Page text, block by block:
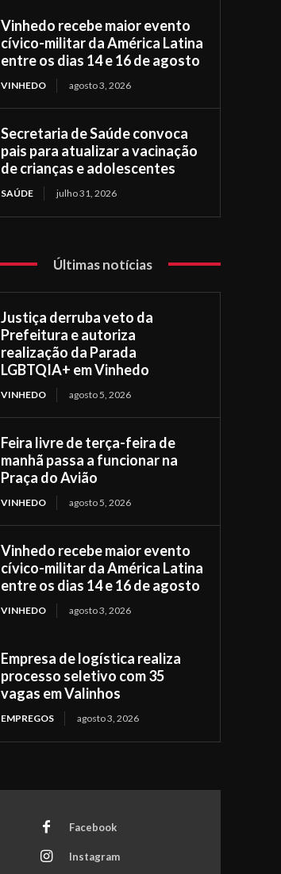
Vinhedo recebe maior evento
cívico-militar da América Latina
entre os dias 14 e 16 de agosto
VINHEDO agosto 3, 2026
Secretaria de Saúde convoca
pais para atualizar a vacinação
de crianças e adolescentes
SAÚDE julho 31, 2026
Últimas notícias
Justiça derruba veto da
Prefeitura e autoriza
realização da Parada
LGBTQIA+ em Vinhedo
VINHEDO agosto 5, 2026
Feira livre de terça-feira de
manhã passa a funcionar na
Praça do Avião
VINHEDO agosto 5, 2026
Vinhedo recebe maior evento
cívico-militar da América Latina
entre os dias 14 e 16 de agosto
VINHEDO agosto 3, 2026
Empresa de logística realiza
processo seletivo com 35
vagas em Valinhos
EMPREGOS agosto 3, 2026
Facebook
Instagram